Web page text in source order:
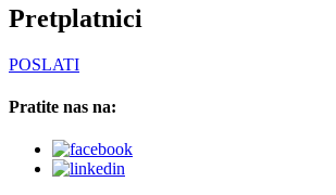
Pretplatnici
POSLATI
Pratite nas na: